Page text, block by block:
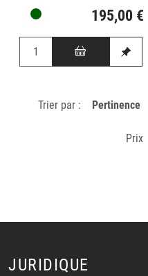
195,00 €
Trier par : Pertinence
Prix
JURIDIQUE